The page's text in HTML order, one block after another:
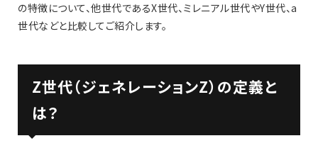
の特徴について、他世代であるX世代、ミレニアル世代やY世代、a
世代などと比較してご紹介します。
Z世代（ジェネレーションZ）の定義と
は？